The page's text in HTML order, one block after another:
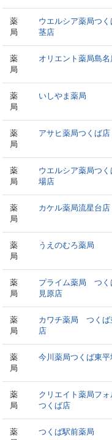
薬
局
ウエルシア薬局つく
茎店
薬
局
オリエント薬局島名
薬
局
いしやま薬局
薬
局
アサヒ薬局つくば店
薬
局
ウエルシア薬局つく
場店
薬
局
カケル薬局流星台店
薬
局
うえのむろ薬局
薬
局
プライム薬局 つく
見原店
薬
局
カワチ薬局 つくば
店
薬
局
今川薬局つくば東平
薬
局
クリエイト薬局フォ
つくば店
薬
つくば駅前薬局